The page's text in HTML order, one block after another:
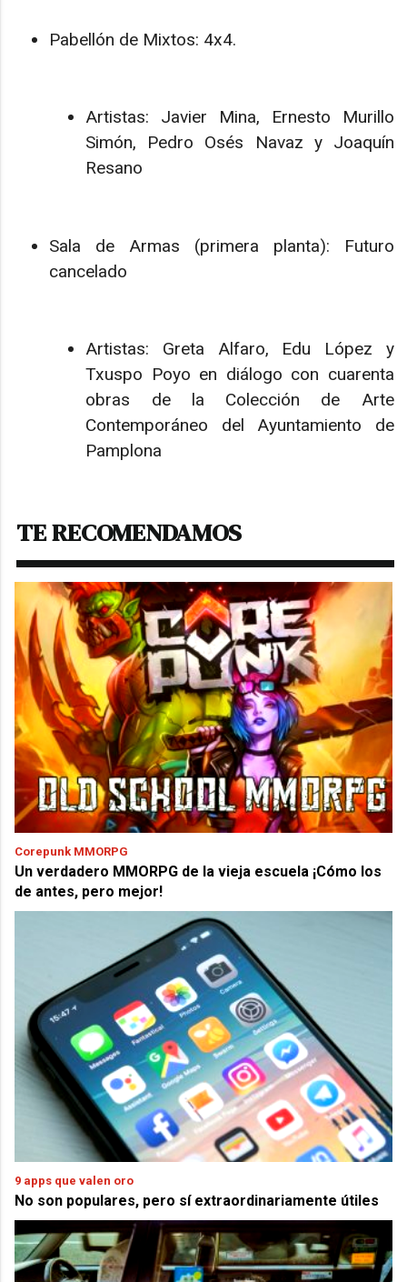
Pabellón de Mixtos: 4x4.
Artistas: Javier Mina, Ernesto Murillo
Simón, Pedro Osés Navaz y Joaquín
Resano
Sala de Armas (primera planta): Futuro
cancelado
Artistas: Greta Alfaro, Edu López y
Txuspo Poyo en diálogo con cuarenta
obras de la Colección de Arte
Contemporáneo del Ayuntamiento de
Pamplona
TE RECOMENDAMOS
Corepunk MMORPG
Un verdadero MMORPG de la vieja escuela ¡Cómo los
de antes, pero mejor!
9 apps que valen oro
No son populares, pero sí extraordinariamente útiles